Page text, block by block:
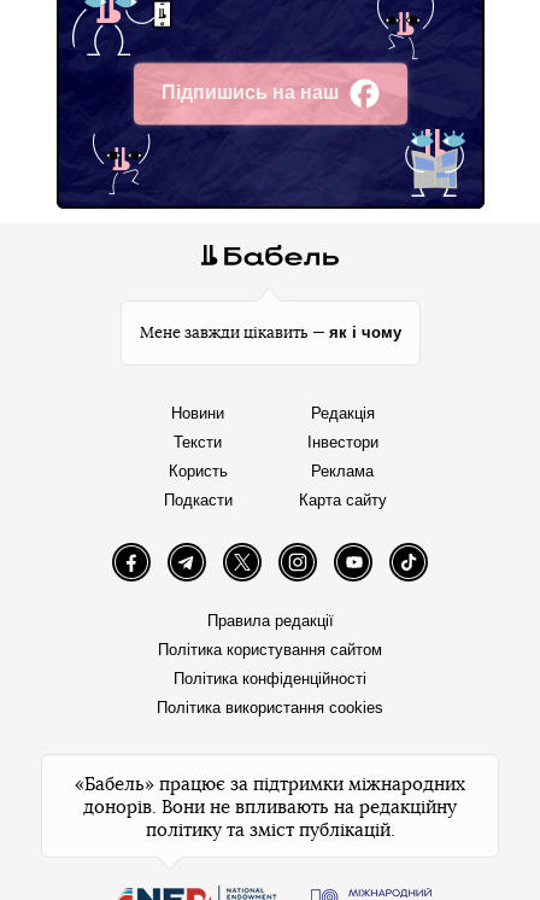
Підпишись на наш
Facebook
Мене завжди цікавить — як і чому
Новини
Тексти
Користь
Подкасти
Редакція
Інвестори
Реклама
Карта сайту
FacebookTelegramTwitter InstagramYouTube TikTok
Правила редакції
Політика користування сайтом
Політика конфіденційності
Політика використання cookies
«Бабель» працює за підтримки міжнародних
донорів. Вони не впливають на редакційну
політику та зміст публікацій.